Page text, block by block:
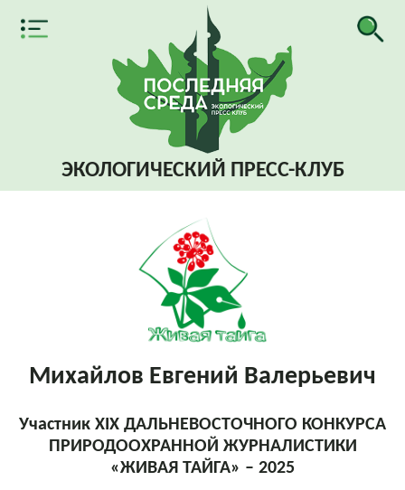
ЭКОЛОГИЧЕСКИЙ ПРЕСС-КЛУБ
Михайлов Евгений Валерьевич
Участник XIX ДАЛЬНЕВОСТОЧНОГО КОНКУРСА
ПРИРОДООХРАННОЙ ЖУРНАЛИСТИКИ
«ЖИВАЯ ТАЙГА» – 2025